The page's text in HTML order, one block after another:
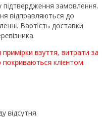
замовлення.
відправляються до
Вартість доставки
примірки взуття, витрати за
клієнтом.
відсутня.